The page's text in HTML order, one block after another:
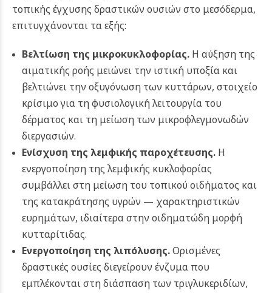
τοπικής έγχυσης δραστικών ουσιών στο μεσόδερμα,
επιτυγχάνονται τα εξής:
Βελτίωση της μικροκυκλοφορίας. Η αύξηση της
αιματικής ροής μειώνει την ιστική υποξία και
βελτιώνει την οξυγόνωση των κυττάρων, στοιχείο
κρίσιμο για τη φυσιολογική λειτουργία του
δέρματος και τη μείωση των μικροφλεγμονωδών
διεργασιών.
Ενίσχυση της λεμφικής παροχέτευσης.Η
ενεργοποίηση της λεμφικής κυκλοφορίας
συμβάλλει στη μείωση του τοπικού οιδήματος και
της κατακράτησης υγρών — χαρακτηριστικών
ευρημάτων, ιδιαίτερα στην οιδηματώδη μορφή
κυτταρίτιδας.
Ενεργοποίηση της λιπόλυσης.Ορισμένες
δραστικές ουσίες διεγείρουν ένζυμα που
εμπλέκονται στη διάσπαση των τριγλυκεριδίων,